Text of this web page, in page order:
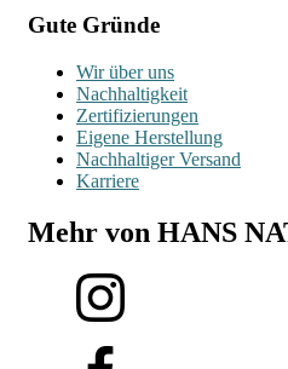
Gute Gründe
Wir über uns
Nachhaltigkeit
Zertifizierungen
Eigene Herstellung
Nachhaltiger Versand
Karriere
Mehr von HANS